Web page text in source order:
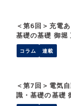
＜第6回＞充電
基礎の基礎 御堀
コラム 連載
＜第7回＞電気
識・基礎の基礎